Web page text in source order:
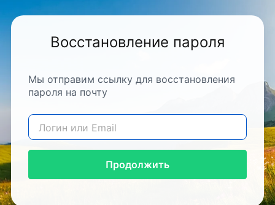
Восстановление пароля
Мы отправим ссылку для восстановления
пароля на почту
Продолжить